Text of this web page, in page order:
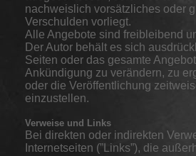
nachweislich vorsätzliches oder
Verschulden vorliegt.
Alle Angebote sind freibleibend
Der Autor behält es sich
Seiten oder das gesamte
Ankündigung zu verändern, zu
oder die Veröffentlichung
einzustellen.
Verweise und Links
Bei direkten oder indirekten
Internetseiten (”Links”), die